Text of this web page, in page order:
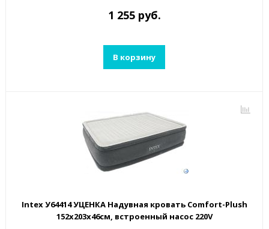
1 255 руб.
В корзину
Intex У64414 УЦЕНКА Надувная кровать Comfort-Plush
152х203х46см, встроенный насос 220V